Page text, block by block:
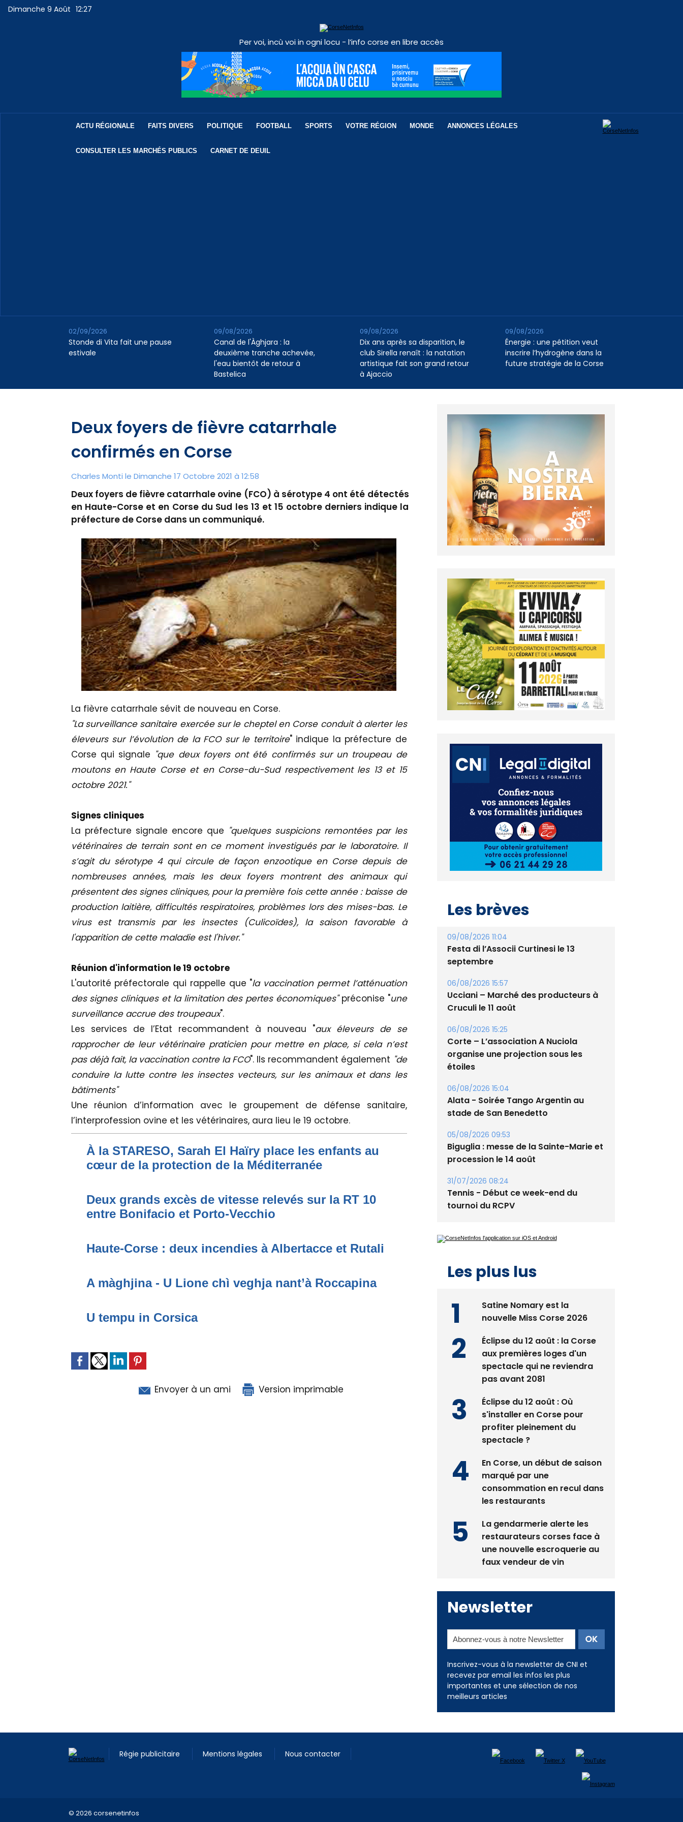
Dimanche 9 Août 12:27
Per voi, incù voi in ogni locu - l’info corse en libre accès
ACTU RÉGIONALE FAITS DIVERS POLITIQUE FOOTBALL SPORTS VOTRE RÉGION MONDE ANNONCES LÉGALES
CONSULTER LES MARCHÉS PUBLICS CARNET DE DEUIL
Stonde di Vita fait une pause
estivale
02/09/2026
Canal de l'Àghjara : la
deuxième tranche achevée,
l'eau bientôt de retour à
Bastelica
09/08/2026
Dix ans après sa disparition, le
club Sirella renaît : la natation
artistique fait son grand retour
à Ajaccio
09/08/2026
Énergie : une pétition veut
inscrire l’hydrogène dans la
future stratégie de la Corse
09/08/2026
Deux foyers de fièvre catarrhale
confirmés en Corse
Charles Monti le Dimanche 17 Octobre 2021 à 12:58
Deux foyers de fièvre catarrhale ovine (FCO) à sérotype 4 ont été détectés
en Haute-Corse et en Corse du Sud les 13 et 15 octobre derniers indique la
préfecture de Corse dans un communiqué.
La fièvre catarrhale sévit de nouveau en Corse.
"La surveillance sanitaire exercée sur le cheptel en Corse conduit à alerter les
éleveurs sur l’évolution de la FCO sur le territoire" indique la préfecture de
Corse qui signale "que deux foyers ont été confirmés sur un troupeau de
moutons en Haute Corse et en Corse-du-Sud respectivement les 13 et 15
octobre 2021."
Signes cliniques
La préfecture signale encore que "quelques suspicions remontées par les
vétérinaires de terrain sont en ce moment investigués par le laboratoire. Il
s’agit du sérotype 4 qui circule de façon enzootique en Corse depuis de
nombreuses années, mais les deux foyers montrent des animaux qui
présentent des signes cliniques, pour la première fois cette année : baisse de
production laitière, difficultés respiratoires, problèmes lors des mises-bas. Le
virus est transmis par les insectes (Culicoïdes), la saison favorable à
l'apparition de cette maladie est l'hiver."
Réunion d'information le 19 octobre
L'autorité préfectorale qui rappelle que "la vaccination permet l’atténuation
des signes cliniques et la limitation des pertes économiques"préconise "une
surveillance accrue des troupeaux".
Les services de l’Etat recommandent à nouveau "aux éleveurs de se
rapprocher de leur vétérinaire praticien pour mettre en place, si cela n’est
pas déjà fait, la vaccination contre la FCO". Ils recommandent également "de
conduire la lutte contre les insectes vecteurs, sur les animaux et dans les
bâtiments"
Une réunion d’information avec le groupement de défense sanitaire,
l’interprofession ovine et les vétérinaires, aura lieu le 19 octobre.
À la STARESO, Sarah El Haïry place les enfants au
cœur de la protection de la Méditerranée
Deux grands excès de vitesse relevés sur la RT 10
entre Bonifacio et Porto-Vecchio
Haute-Corse : deux incendies à Albertacce et Rutali
A màghjina - U Lione chì veghja nant’à Roccapina
U tempu in Corsica
Envoyer à un ami Version imprimable
Les brèves
09/08/2026 11:04
Festa di l’Associi Curtinesi le 13
septembre
06/08/2026 15:57
Ucciani – Marché des producteurs à
Cruculi le 11 août
06/08/2026 15:25
Corte – L’association A Nuciola
organise une projection sous les
étoiles
06/08/2026 15:04
Alata - Soirée Tango Argentin au
stade de San Benedetto
05/08/2026 09:53
Biguglia : messe de la Sainte-Marie et
procession le 14 août
31/07/2026 08:24
Tennis - Début ce week-end du
tournoi du RCPV
Les plus lus
Satine Nomary est la
nouvelle Miss Corse 2026
Éclipse du 12 août : la Corse
aux premières loges d'un
spectacle qui ne reviendra
pas avant 2081
Éclipse du 12 août : Où
s'installer en Corse pour
profiter pleinement du
spectacle ?
En Corse, un début de saison
marqué par une
consommation en recul dans
les restaurants
La gendarmerie alerte les
restaurateurs corses face à
une nouvelle escroquerie au
faux vendeur de vin
Newsletter
Inscrivez-vous à la newsletter de CNI et
recevez par email les infos les plus
importantes et une sélection de nos
meilleurs articles
Régie publicitaire Mentions légales Nous contacter
© 2026 corsenetinfos